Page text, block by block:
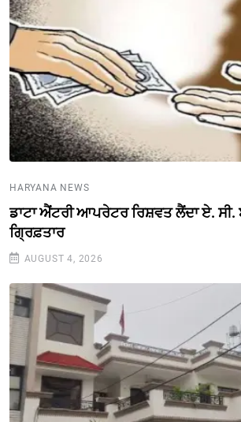
HARYANA NEWS
ਡਾਟਾ ਐਂਟਰੀ ਆਪਰੇਟਰ ਰਿਸ਼ਵਤ ਲੈਂਦਾ ਏ. ਸੀ.
ਗ੍ਰਿਫ਼ਤਾਰ
AUGUST 4, 2026